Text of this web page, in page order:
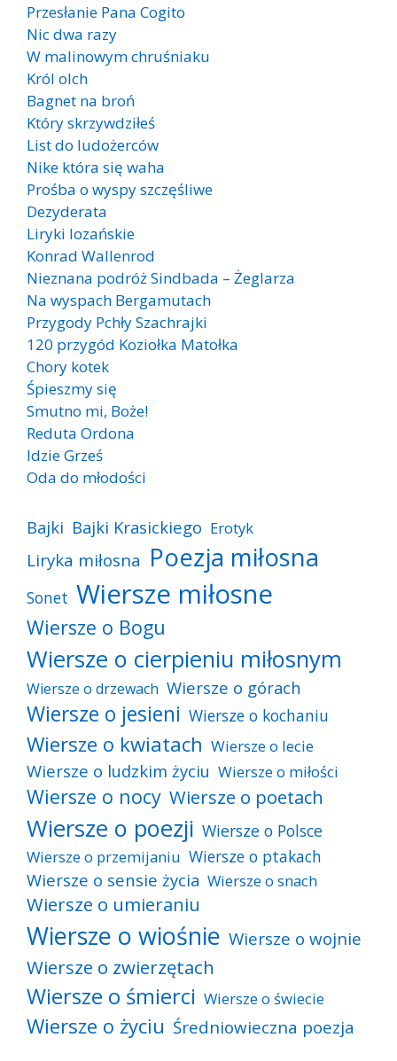
Przesłanie Pana Cogito
Nic dwa razy
W malinowym chruśniaku
Król olch
Bagnet na broń
Który skrzywdziłeś
List do ludożerców
Nike która się waha
Prośba o wyspy szczęśliwe
Dezyderata
Liryki lozańskie
Konrad Wallenrod
Nieznana podróż Sindbada – Żeglarza
Na wyspach Bergamutach
Przygody Pchły Szachrajki
120 przygód Koziołka Matołka
Chory kotek
Śpieszmy się
Smutno mi, Boże!
Reduta Ordona
Idzie Grześ
Oda do młodości
Bajki Bajki Krasickiego Erotyk
Liryka miłosna Poezja miłosna
Sonet Wiersze miłosne
Wiersze o Bogu
Wiersze o cierpieniu miłosnym
Wiersze o drzewach Wiersze o górach
Wiersze o jesieni Wiersze o kochaniu
Wiersze o kwiatach Wiersze o lecie
Wiersze o ludzkim życiu Wiersze o miłości
Wiersze o nocy Wiersze o poetach
Wiersze o poezji Wiersze o Polsce
Wiersze o przemijaniu Wiersze o ptakach
Wiersze o sensie życia Wiersze o snach
Wiersze o umieraniu
Wiersze o wiośnie Wiersze o wojnie
Wiersze o zwierzętach
Wiersze o śmierci Wiersze o świecie
Wiersze o życiu Średniowieczna poezja